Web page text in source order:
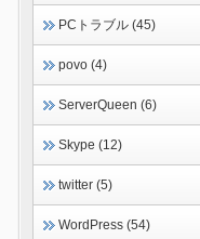
PCトラブル (45)
povo (4)
ServerQueen (6)
Skype (12)
twitter (5)
WordPress (54)